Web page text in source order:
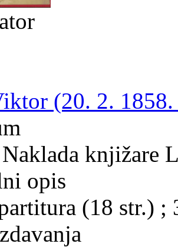
(20. 2.
knjižare
opis
(18 str.) ;